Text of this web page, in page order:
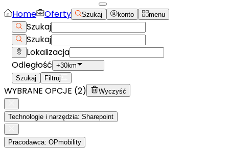
Home Oferty Szukaj konto menu
Szukaj
Szukaj
Lokalizacja
Odległość +30km
Szukaj
Filtruj
WYBRANE OPCJE (2) Wyczyść
Technologie i narzędzia: Sharepoint
Pracodawca: OPmobility